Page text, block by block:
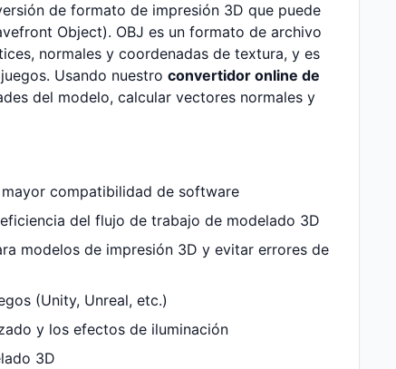
de formato de impresión 3D que puede
Object). OBJ es un formato de archivo
normales y coordenadas de textura, y es
Usando nuestro convertidor online de
del modelo, calcular vectores normales y
compatibilidad de software
del flujo de trabajo de modelado 3D
modelos de impresión 3D y evitar errores de
(Unity, Unreal, etc.)
y los efectos de iluminación
3D